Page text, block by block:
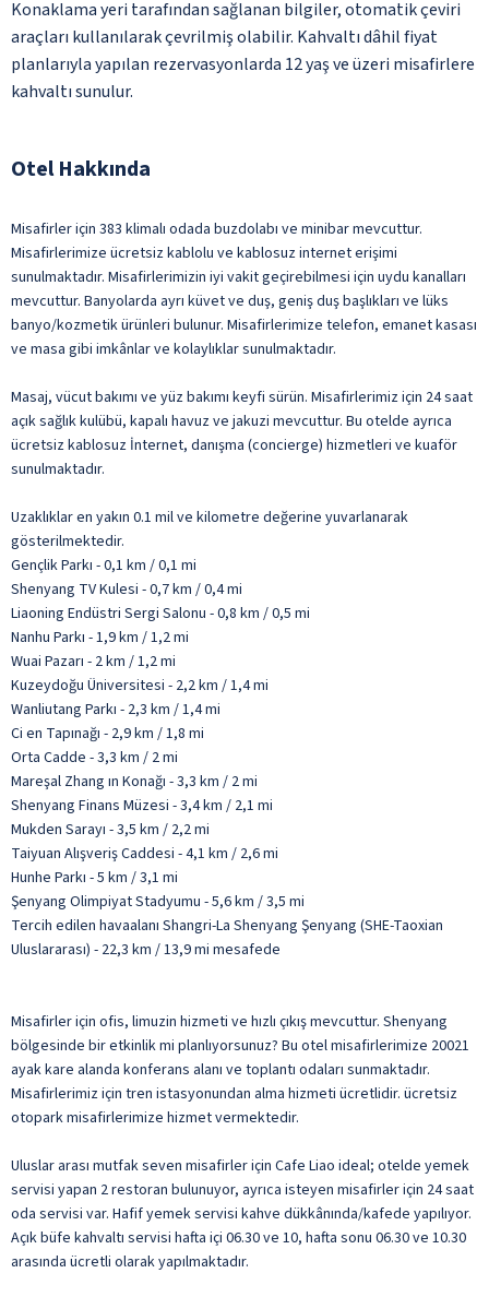
Konaklama yeri tarafından sağlanan bilgiler, otomatik çeviri
araçları kullanılarak çevrilmiş olabilir. Kahvaltı dâhil fiyat
planlarıyla yapılan rezervasyonlarda 12 yaş ve üzeri misafirlere
kahvaltı sunulur.
Otel Hakkında
Misafirler için 383 klimalı odada buzdolabı ve minibar mevcuttur.
Misafirlerimize ücretsiz kablolu ve kablosuz internet erişimi
sunulmaktadır. Misafirlerimizin iyi vakit geçirebilmesi için uydu kanalları
mevcuttur. Banyolarda ayrı küvet ve duş, geniş duş başlıkları ve lüks
banyo/kozmetik ürünleri bulunur. Misafirlerimize telefon, emanet kasası
ve masa gibi imkânlar ve kolaylıklar sunulmaktadır.
Masaj, vücut bakımı ve yüz bakımı keyfi sürün. Misafirlerimiz için 24 saat
açık sağlık kulübü, kapalı havuz ve jakuzi mevcuttur. Bu otelde ayrıca
ücretsiz kablosuz İnternet, danışma (concierge) hizmetleri ve kuaför
sunulmaktadır.
Uzaklıklar en yakın 0.1 mil ve kilometre değerine yuvarlanarak
gösterilmektedir.
Gençlik Parkı - 0,1 km / 0,1 mi
Shenyang TV Kulesi - 0,7 km / 0,4 mi
Liaoning Endüstri Sergi Salonu - 0,8 km / 0,5 mi
Nanhu Parkı - 1,9 km / 1,2 mi
Wuai Pazarı - 2 km / 1,2 mi
Kuzeydoğu Üniversitesi - 2,2 km / 1,4 mi
Wanliutang Parkı - 2,3 km / 1,4 mi
Ci en Tapınağı - 2,9 km / 1,8 mi
Orta Cadde - 3,3 km / 2 mi
Mareşal Zhang ın Konağı - 3,3 km / 2 mi
Shenyang Finans Müzesi - 3,4 km / 2,1 mi
Mukden Sarayı - 3,5 km / 2,2 mi
Taiyuan Alışveriş Caddesi - 4,1 km / 2,6 mi
Hunhe Parkı - 5 km / 3,1 mi
Şenyang Olimpiyat Stadyumu - 5,6 km / 3,5 mi
Tercih edilen havaalanı Shangri-La Shenyang Şenyang (SHE-Taoxian
Uluslararası) - 22,3 km / 13,9 mi mesafede
Misafirler için ofis, limuzin hizmeti ve hızlı çıkış mevcuttur. Shenyang
bölgesinde bir etkinlik mi planlıyorsunuz? Bu otel misafirlerimize 20021
ayak kare alanda konferans alanı ve toplantı odaları sunmaktadır.
Misafirlerimiz için tren istasyonundan alma hizmeti ücretlidir. ücretsiz
otopark misafirlerimize hizmet vermektedir.
Uluslar arası mutfak seven misafirler için Cafe Liao ideal; otelde yemek
servisi yapan 2 restoran bulunuyor, ayrıca isteyen misafirler için 24 saat
oda servisi var. Hafif yemek servisi kahve dükkânında/kafede yapılıyor.
Açık büfe kahvaltı servisi hafta içi 06.30 ve 10, hafta sonu 06.30 ve 10.30
arasında ücretli olarak yapılmaktadır.